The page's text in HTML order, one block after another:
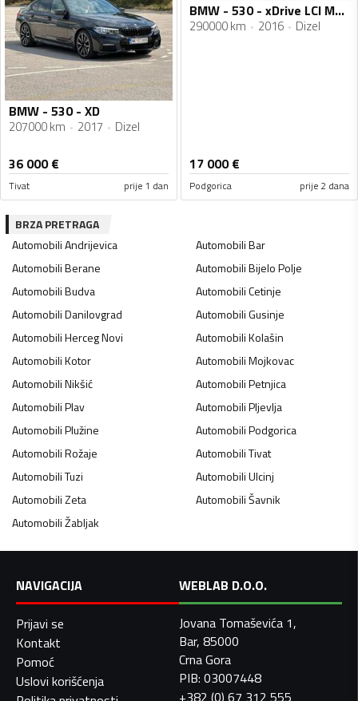
BMW - 530 - XD
207000 km 2017 Dizel
36 000€
Tivat prije 1 dan
BMW - 530 - xDrive LCI M-sport 2016
290000 km 2016 Dizel
17 000€
Podgorica prije 2 dana
BRZA PRETRAGA
AutomobiliAndrijevica AutomobiliBar
AutomobiliBerane AutomobiliBijelo Polje
AutomobiliBudva AutomobiliCetinje
AutomobiliDanilovgrad AutomobiliGusinje
AutomobiliHerceg Novi AutomobiliKolašin
AutomobiliKotor AutomobiliMojkovac
AutomobiliNikšić AutomobiliPetnjica
AutomobiliPlav AutomobiliPljevlja
AutomobiliPlužine AutomobiliPodgorica
AutomobiliRožaje AutomobiliTivat
AutomobiliTuzi AutomobiliUlcinj
AutomobiliZeta AutomobiliŠavnik
AutomobiliŽabljak
NAVIGACIJA
Prijavi se
Kontakt
Pomoć
Uslovi korišćenja
WEBLAB D.O.O.
Jovana Tomaševića 1,
Bar, 85000
Crna Gora
PIB: 03007448
+382 (0) 67 312 555